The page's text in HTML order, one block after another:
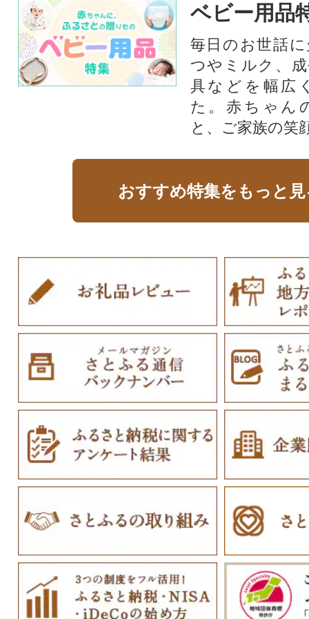
ベビー用品
毎日のお世話
つやミルク、
具などを幅広
た。赤ちゃん
と、ご家族の笑
おすすめ特集をもっと